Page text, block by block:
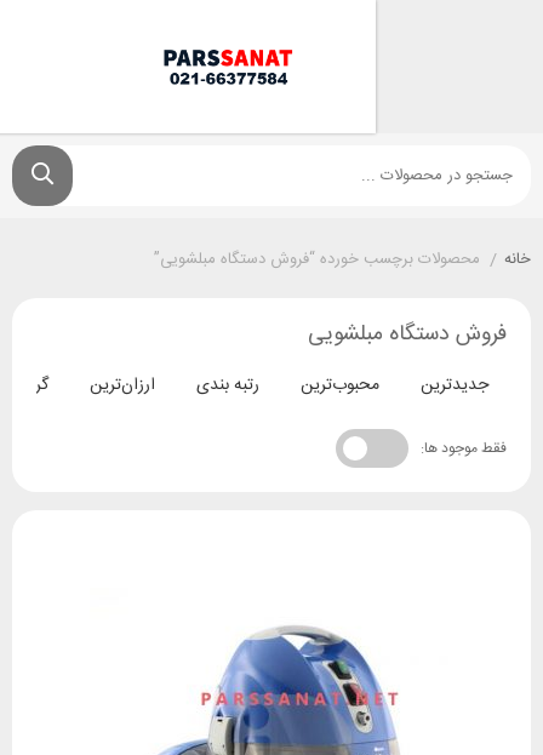
برچسب خورده “فروش دستگاه مبلشویی”
مبلشویی
محبوب‌ترین رتبه بندی ارزان‌ترین گران‌ترین
ها: